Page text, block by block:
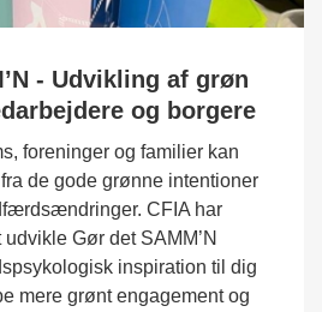
- Udvikling af grøn
og borgere
foreninger og familier kan
de gode grønne intentioner
CFIA har
Gør det SAMM’N
inspiration til dig
mere grønt engagement og